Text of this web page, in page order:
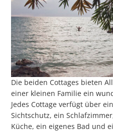
Die beiden Cottages bieten
einer kleinen Familie ein
Jedes Cottage verfügt über
Sichtschutz, ein
Küche, ein eigenes Bad und